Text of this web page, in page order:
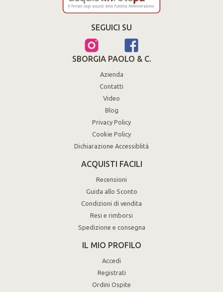
SEGUICI SU
SBORGIA PAOLO & C.
Azienda
Contatti
Video
Blog
Privacy Policy
Cookie Policy
Dichiarazione Accessiblità
ACQUISTI FACILI
Recensioni
Guida allo Sconto
Condizioni di vendita
Resi e rimborsi
Spedizione e consegna
IL MIO PROFILO
Accedi
Registrati
Ordini Ospite